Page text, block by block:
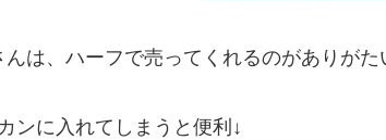
は、ハーフで売ってくれるのがありがた
ンに入れてしまうと便利↓